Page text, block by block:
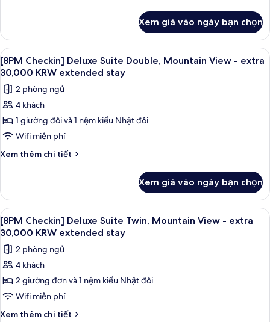
extra
30,000
KRW
extended
stay
[8PM
Checkin]
Superior
Suite
Twin
extra
KRW
extended
Xem giá vào ngày bạn chọn
Xem
tất
cả
ảnh
[8PM
Checkin]
Deluxe
Suite
View
extra
30,000
KRW
extended
stay
Tủ lạnh, lò vi sóng, lò nướng, bếp nấu
1
[8PM Checkin] Deluxe Suite Double, Mountain View - extra
30,000 KRW extended stay
2 phòng ngủ
4 khách
1 giường đôi và 1 nệm kiểu Nhật đôi
Wifi miễn phí
Xem thêm chi tiết
Chi
[8PM
Checkin]
Deluxe
Suite
Double,
Mountain
View
extra
30,000
extended
Xem giá vào ngày bạn chọn
Xem
tất
cả
ảnh
[8PM
Checkin]
Deluxe
Suite
TV màn hình phẳng 55-inch có
1
[8PM Checkin] Deluxe Suite Twin, Mountain View - extra
30,000 KRW extended stay
2 phòng ngủ
4 khách
2 giường đơn và 1 nệm kiểu Nhật đôi
Wifi miễn phí
Xem thêm chi tiết
Chi